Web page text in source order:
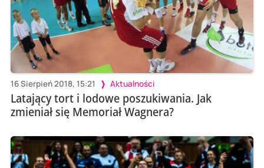
16 Sierpień 2018, 15:21 Aktualności
Latający tort i lodowe poszukiwania. Jak
zmieniał się Memoriał Wagnera?